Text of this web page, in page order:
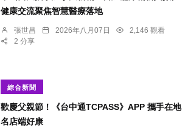
健康交流聚焦智慧醫療落地
張世昌 2026年八月07日
2,146 觀看
2 分享
綜合新聞
歡慶父親節！《台中通TCPASS》APP 攜手在地
名店端好康